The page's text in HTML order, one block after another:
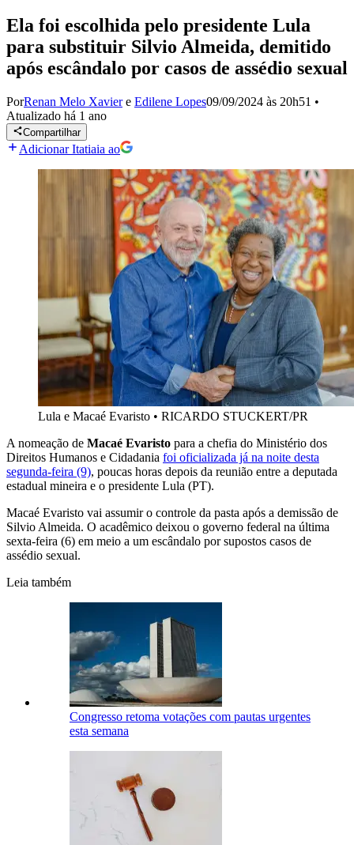
Ela foi escolhida pelo presidente Lula
para substituir Silvio Almeida, demitido
após escândalo por casos de assédio sexual
PorRenan Melo Xaviere Edilene Lopes09/09/2024 às 20h51 •
Atualizado há 1 ano
Compartilhar
Adicionar Itatiaia ao
Lula e Macaé Evaristo • RICARDO STUCKERT/PR
A nomeação de Macaé Evaristo para a chefia do Ministério dos
Direitos Humanos e Cidadania foi oficializada já na noite desta
segunda-feira (9), poucas horas depois da reunião entre a deputada
estadual mineira e o presidente Lula (PT).
Macaé Evaristo vai assumir o controle da pasta após a demissão de
Silvio Almeida. O acadêmico deixou o governo federal na última
sexta-feira (6) em meio a um escândalo por supostos casos de
assédio sexual.
Leia também
Congresso retoma votações com pautas urgentes
esta semana